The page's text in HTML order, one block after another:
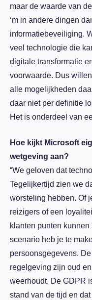
maar de waarde van
‘m in andere dingen
informatiebeveiliging.
veel technologie die
digitale transformatie
voorwaarde. Dus
alle mogelijkheden
daar niet per definitie
Het is onderdeel van
Hoe kijkt Microsoft
wetgeving aan?
“We geloven dat
Tegelijkertijd zien we
worsteling hebben. Of
reizigers of een
klanten punten
scenario heb je te
persoonsgegevens.
regelgeving zijn oud
weerhoudt. De GDPR
stand van de tijd en